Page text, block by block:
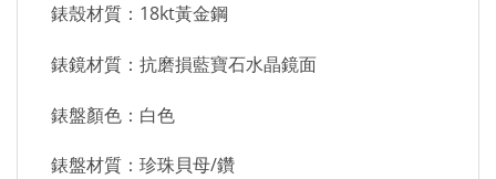
錶殼材質：18kt黃金鋼
錶鏡材質：抗磨損藍寶石水晶鏡面
錶盤顏色：白色
錶盤材質：珍珠貝母/鑽